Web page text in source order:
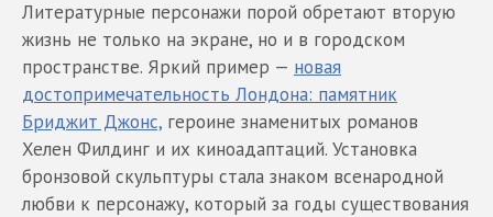
Литературные персонажи порой обретают вторую
жизнь не только на экране, но и в городском
пространстве. Яркий пример — новая
достопримечательность Лондона: памятник
Бриджит Джонс, героине знаменитых романов
Хелен Филдинг и их киноадаптаций. Установка
бронзовой скульптуры стала знаком всенародной
любви к персонажу, который за годы существования